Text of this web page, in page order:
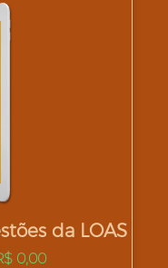
da LOAS
0,00